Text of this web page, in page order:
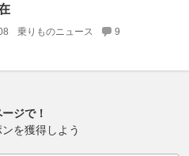
乗りものニュース 9
ジで！
を獲得しよう